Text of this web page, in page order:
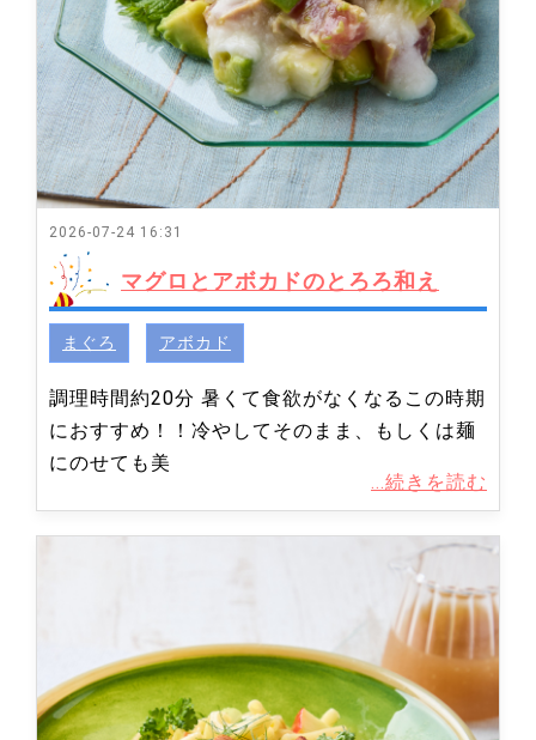
2026-07-24 16:31
マグロとアボカドのとろろ和え
まぐろ アボカド
調理時間約20分 暑くて食欲がなくなるこの時期
におすすめ！！冷やしてそのまま、もしくは麺
にのせても美
...続きを読む